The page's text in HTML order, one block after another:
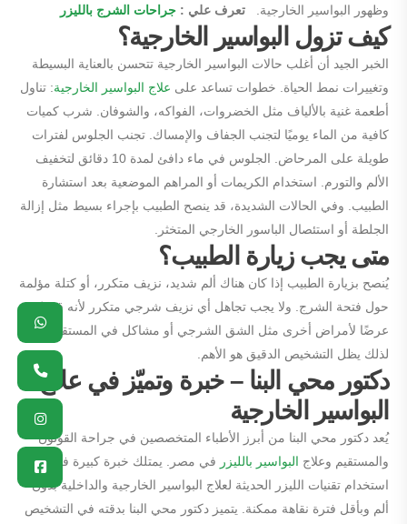
وظهور البواسير الخارجية. تعرف علي : جراحات الشرج بالليزر
كيف تزول البواسير الخارجية؟
الخبر الجيد أن أغلب حالات البواسير الخارجية تتحسن بالعناية البسيطة
وتغييرات نمط الحياة. خطوات تساعد على علاج البواسير الخارجية: تناول
أطعمة غنية بالألياف مثل الخضروات، الفواكه، والشوفان. شرب كميات
كافية من الماء يوميًا لتجنب الجفاف والإمساك. تجنب الجلوس لفترات
طويلة على المرحاض. الجلوس في ماء دافئ لمدة 10 دقائق لتخفيف
الألم والتورم. استخدام الكريمات أو المراهم الموضعية بعد استشارة
الطبيب. وفي الحالات الشديدة، قد ينصح الطبيب بإجراء بسيط مثل إزالة
الجلطة أو استئصال الباسور الخارجي المتخثر.
متى يجب زيارة الطبيب؟
يُنصح بزيارة الطبيب إذا كان هناك ألم شديد، نزيف متكرر، أو كتلة مؤلمة
حول فتحة الشرج. ولا يجب تجاهل أي نزيف شرجي متكرر لأنه قد يكون
عرضًا لأمراض أخرى مثل الشق الشرجي أو مشاكل في المستقيم،
لذلك يظل التشخيص الدقيق هو الأهم.
دكتور محي البنا – خبرة وتميّز في علاج
البواسير الخارجية
يُعد دكتور محي البنا من أبرز الأطباء المتخصصين في جراحة القولون
والمستقيم وعلاج البواسير بالليزر في مصر. يمتلك خبرة كبيرة في
استخدام تقنيات الليزر الحديثة لعلاج البواسير الخارجية والداخلية بدون
ألم وبأقل فترة نقاهة ممكنة. يتميز دكتور محي البنا بدقته في التشخيص